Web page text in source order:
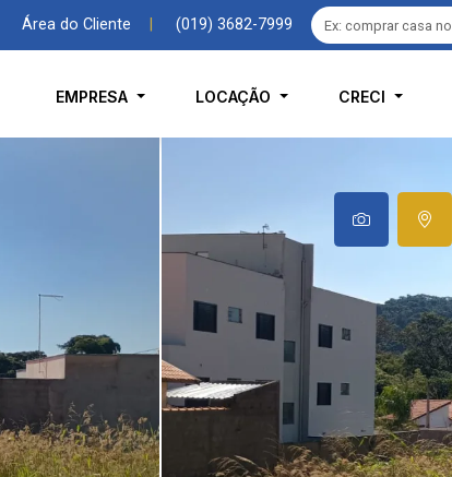
Área do Cliente (019) 3682-7999
EMPRESA LOCAÇÃO CRECI